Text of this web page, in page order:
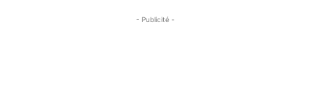
- Publicité -